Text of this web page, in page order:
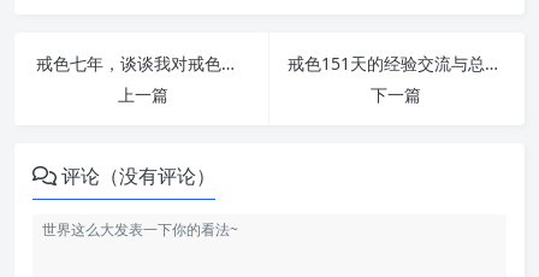
戒色七年，谈谈我对戒色十规的认识 | 戒者录
上一篇
戒色151天的经验交流与总结 | 戒者录
下一篇
评论（没有评论）